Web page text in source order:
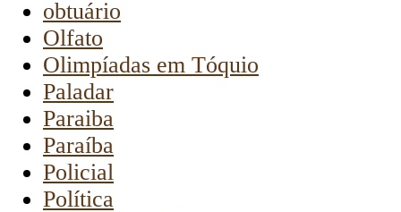
obtuário
Olfato
Olimpíadas em Tóquio
Paladar
Paraiba
Paraíba
Policial
Política